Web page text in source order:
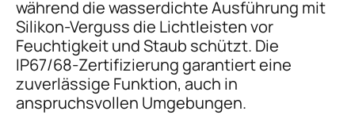
während die wasserdichte Ausführung mit
Silikon-Verguss die Lichtleisten vor
Feuchtigkeit und Staub schützt. Die
IP67/68-Zertifizierung garantiert eine
zuverlässige Funktion, auch in
anspruchsvollen Umgebungen.